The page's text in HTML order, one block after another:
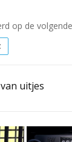
op de
uitjes